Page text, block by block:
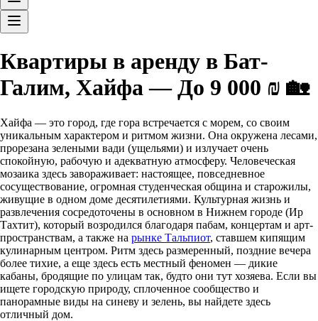
Квартиры в аренду в Бат-
Галим, Хайфа — До 9 000 ₪ 🏡
Хайфа — это город, где гора встречается с морем, со своим
уникальным характером и ритмом жизни. Она окружена лесами,
прорезана зелеными вади (ущельями) и излучает очень
спокойную, рабочую и адекватную атмосферу. Человеческая
мозаика здесь завораживает: настоящее, повседневное
сосуществование, огромная студенческая община и старожилы,
живущие в одном доме десятилетиями. Культурная жизнь и
развлечения сосредоточены в основном в Нижнем городе (Ир
Тахтит), который возродился благодаря пабам, концертам и арт-
пространствам, а также на рынке Тальпиот, ставшем кипящим
кулинарным центром. Ритм здесь размеренный, поздние вечера
более тихие, а еще здесь есть местный феномен — дикие
кабаны, бродящие по улицам так, будто они тут хозяева. Если вы
ищете городскую природу, сплоченное сообщество и
панорамные виды на синеву и зелень, вы найдете здесь
отличный дом.